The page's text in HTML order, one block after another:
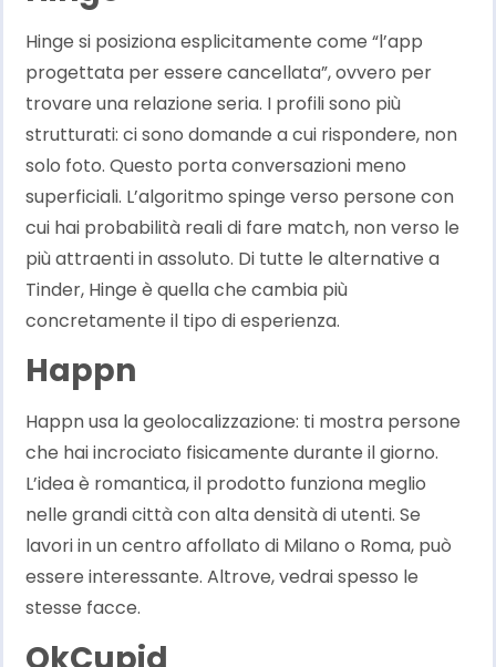
Hinge si posiziona esplicitamente come “l’app
progettata per essere cancellata”, ovvero per
trovare una relazione seria. I profili sono più
strutturati: ci sono domande a cui rispondere, non
solo foto. Questo porta conversazioni meno
superficiali. L’algoritmo spinge verso persone con
cui hai probabilità reali di fare match, non verso le
più attraenti in assoluto. Di tutte le alternative a
Tinder, Hinge è quella che cambia più
concretamente il tipo di esperienza.
Happn
Happn usa la geolocalizzazione: ti mostra persone
che hai incrociato fisicamente durante il giorno.
L’idea è romantica, il prodotto funziona meglio
nelle grandi città con alta densità di utenti. Se
lavori in un centro affollato di Milano o Roma, può
essere interessante. Altrove, vedrai spesso le
stesse facce.
OkCupid